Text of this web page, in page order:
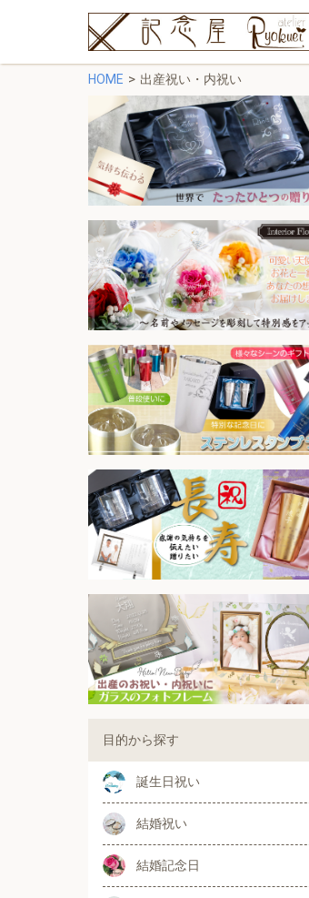
HOME 出産祝い・内祝い
目的から探す
誕生日祝い
結婚祝い
結婚記念日